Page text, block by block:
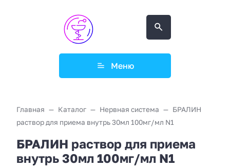
Меню
Главная Каталог Нервная система
БРАЛИН
раствор для приема внутрь 30мл 100мг/мл N1
БРАЛИН раствор для приема
внутрь 30мл 100мг/мл N1